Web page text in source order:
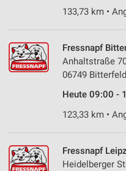
133,73 km •
Fressnapf
Anhaltstraße
06749 Bitterfeld
Heute 09:00 -
123,33 km •
Fressnapf
Heidelberger
Speichern von oder
auf einem Endgerät
Verwendung reduzierter
Werbeanzeigen
Erstellung von Profilen für
Verwendung von Profilen
Erstellung von Profilen zur
von Inhalten